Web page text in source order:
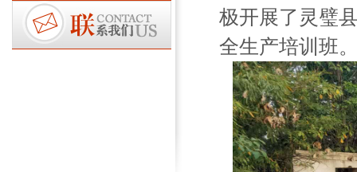
极开展了灵璧
全生产培训班